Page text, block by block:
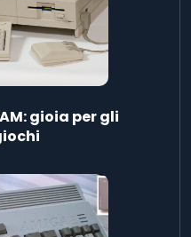
gioia per gli